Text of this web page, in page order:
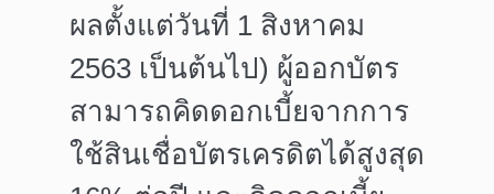
ผลตั้งแต่วันที่ 1 สิงหาคม
2563 เป็นต้นไป) ผู้ออกบัตร
สามารถคิดดอกเบี้ยจากการ
ใช้สินเชื่อบัตรเครดิตได้สูงสุด